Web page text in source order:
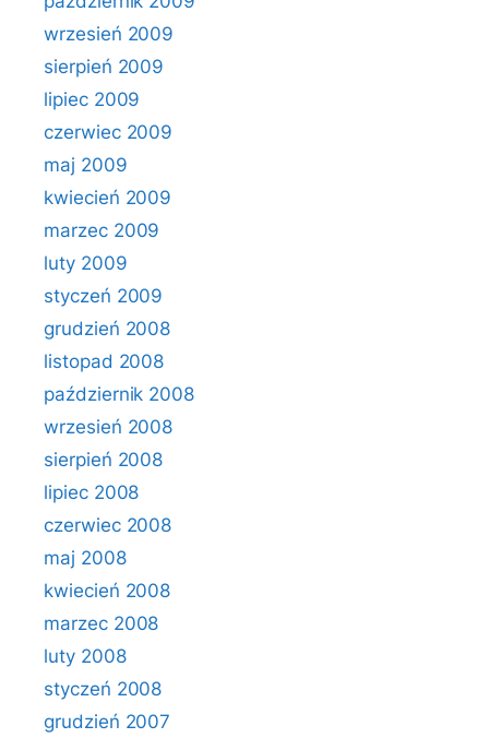
wrzesień 2009
sierpień 2009
lipiec 2009
czerwiec 2009
maj 2009
kwiecień 2009
marzec 2009
luty 2009
styczeń 2009
grudzień 2008
listopad 2008
październik 2008
wrzesień 2008
sierpień 2008
lipiec 2008
czerwiec 2008
maj 2008
kwiecień 2008
marzec 2008
luty 2008
styczeń 2008
grudzień 2007